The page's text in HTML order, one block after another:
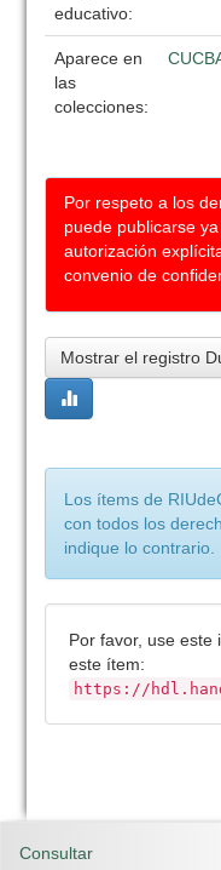
educativo:
Aparece en
las
colecciones:
Por respeto a los
puede publicarse
autorización
convenio de
Mostrar el registro
Los ítems de
con todos los
indique lo contrario.
Por favor, use este
este ítem:
https://
Consultar